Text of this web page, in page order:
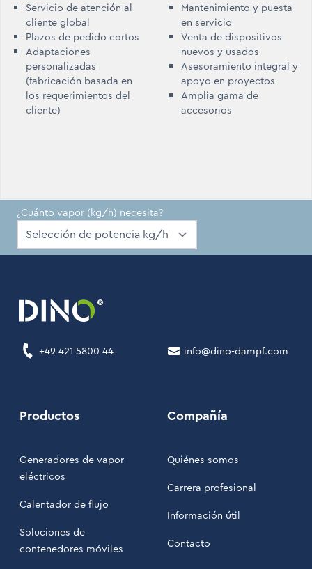
Servicio de atención al
cliente global
Plazos de pedido cortos
Adaptaciones
personalizadas
(fabricación basada en
los requerimientos del
cliente)
Mantenimiento y puesta
en servicio
Venta de dispositivos
nuevos y usados
Asesoramiento integral y
apoyo en proyectos
Amplia gama de
accesorios
¿Cuánto vapor (kg/h) necesita?
+49 421 5800 44 info@dino-dampf.com
Productos
Generadores de vapor
eléctricos
Calentador de flujo
Soluciones de
contenedores móviles
Compañía
Quiénes somos
Carrera profesional
Información útil
Contacto